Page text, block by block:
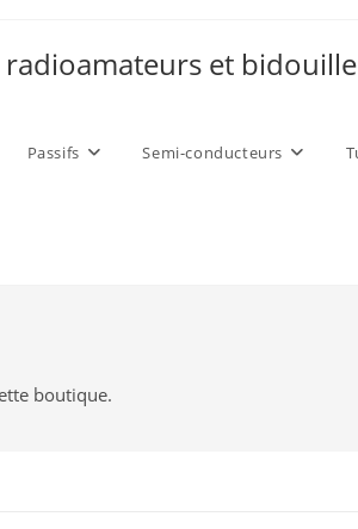
et
Passifs Semi-conducteurs
boutique.